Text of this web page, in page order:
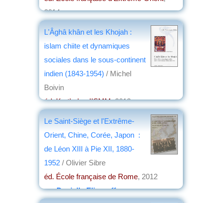
2014
par
L'Âghâ khân et les Khojah :
islam chiite et dynamiques
sociales dans le sous-continent
indien (1843-1954) / Michel
Boivin
éd. Karthala - IISMM, 2013
Le Saint-Siège et l'Extrême-
Orient, Chine, Corée, Japon :
de Léon XIII à Pie XII, 1880-
1952 / Olivier Sibre
éd. École française de Rome, 2012
parDanielle Elisseeff